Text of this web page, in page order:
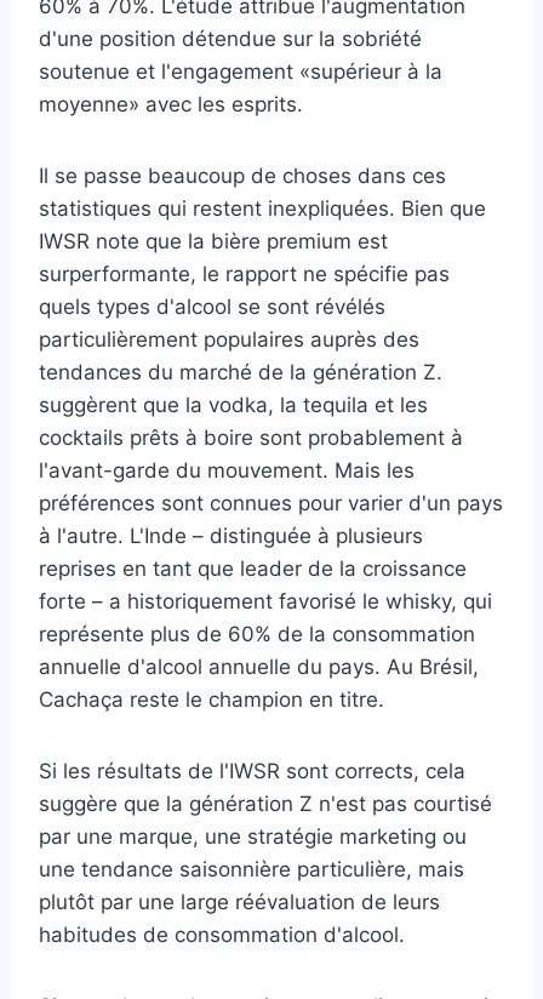
60% à 70%. L'étude attribue l'augmentation
d'une position détendue sur la sobriété
soutenue et l'engagement «supérieur à la
moyenne» avec les esprits.
Il se passe beaucoup de choses dans ces
statistiques qui restent inexpliquées. Bien que
IWSR note que la bière premium est
surperformante, le rapport ne spécifie pas
quels types d'alcool se sont révélés
particulièrement populaires auprès des
tendances du marché de la génération Z.
suggèrent que la vodka, la tequila et les
cocktails prêts à boire sont probablement à
l'avant-garde du mouvement. Mais les
préférences sont connues pour varier d'un pays
à l'autre. L'Inde – distinguée à plusieurs
reprises en tant que leader de la croissance
forte – a historiquement favorisé le whisky, qui
représente plus de 60% de la consommation
annuelle d'alcool annuelle du pays. Au Brésil,
Cachaça reste le champion en titre.
Si les résultats de l'IWSR sont corrects, cela
suggère que la génération Z n'est pas courtisé
par une marque, une stratégie marketing ou
une tendance saisonnière particulière, mais
plutôt par une large réévaluation de leurs
habitudes de consommation d'alcool.